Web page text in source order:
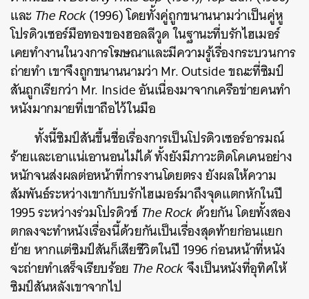
และ The Rock(1996) โดยทั้งคู่ถูกขนานนามว่าเป็นคู่หู
โปรดิวเซอร์มือทองของฮอลลีวูด ในฐานะที่บรักไฮเมอร์
เคยทำงานในวงการโฆษณาและมีความรู้เรื่องกระบวนการ
ถ่ายทำ เขาจึงถูกขนานนามว่า Mr. Outside ขณะที่ซิมป์
สันถูกเรียกว่า Mr. Inside อันเนื่องมาจากเครือข่ายคนทำ
หนังมากมายที่เขาถือไว้ในมือ
ทั้งนี้ซิมป์สันขึ้นชื่อเรื่องการเป็นโปรดิวเซอร์อารมณ์
ร้ายและเอาแน่เอานอนไม่ได้ ทั้งยังมีภาวะติดโคเคนอย่าง
หนักจนส่งผลต่อหน้าที่การงานโดยตรง ยังผลให้ความ
สัมพันธ์ระหว่างเขากับบรักไฮเมอร์มาถึงจุดแตกหักในปี
1995 ระหว่างร่วมโปรดิวซ์The Rockด้วยกัน โดยทั้งสอง
ตกลงจะทำหนังเรื่องนี้ด้วยกันเป็นเรื่องสุดท้ายก่อนแยก
ย้าย หากแต่ซิมป์สันก็เสียชีวิตในปี 1996 ก่อนหน้าที่หนัง
จะถ่ายทำเสร็จเรียบร้อย The Rockจึงเป็นหนังที่อุทิศให้
ซิมป์สันหลังเขาจากไป